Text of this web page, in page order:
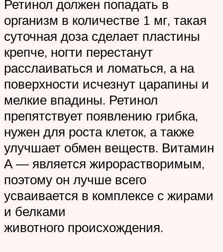
Ретинол должен попадать в
организм в количестве 1 мг, такая
суточная доза сделает пластины
крепче, ногти перестанут
расслаиваться и ломаться, а на
поверхности исчезнут царапины и
мелкие впадины. Ретинол
препятствует появлению грибка,
нужен для роста клеток, а также
улучшает обмен веществ. Витамин
А — является жирорастворимым,
поэтому он лучше всего
усваивается в комплексе с жирами
и белками
животного происхождения.